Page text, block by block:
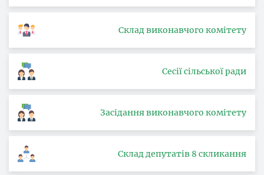
Склад виконавчого комітету
Сесії сільської ради
Засідання виконавчого комітету
Склад депутатів 8 скликання